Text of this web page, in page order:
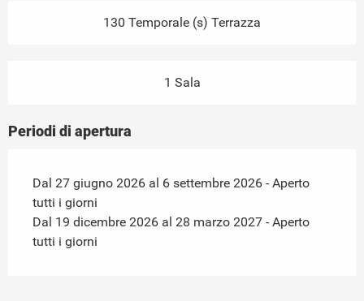
130 Temporale (s) Terrazza
1 Sala
Periodi di apertura
Dal 27 giugno 2026 al 6 settembre 2026 - Aperto
tutti i giorni
Dal 19 dicembre 2026 al 28 marzo 2027 - Aperto
tutti i giorni